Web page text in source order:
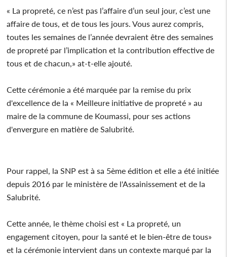
« La propreté, ce n’est pas l’affaire d’un seul jour, c’est une
affaire de tous, et de tous les jours. Vous aurez compris,
toutes les semaines de l’année devraient être des semaines
de propreté par l’implication et la contribution effective de
tous et de chacun,» at-t-elle ajouté.
Cette cérémonie a été marquée par la remise du prix
d'excellence de la « Meilleure initiative de propreté » au
maire de la commune de Koumassi, pour ses actions
d'envergure en matière de Salubrité.
Pour rappel, la SNP est à sa 5ème édition et elle a été initiée
depuis 2016 par le ministère de l'Assainissement et de la
Salubrité.
Cette année, le thème choisi est « La propreté, un
engagement citoyen, pour la santé et le bien-être de tous»
et la cérémonie intervient dans un contexte marqué par la